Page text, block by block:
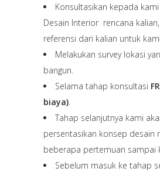
Konsultasikan kepada kami
Desain Interior rencana
referensi dari kalian untuk
Melakukan survey lokasi
bangun.
Selama tahap konsultasi
biaya).
Tahap selanjutnya kami
persentasikan konsep desain
beberapa pertemuan sampai
Sebelum masuk ke tahap